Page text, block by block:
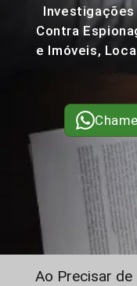
Contra
e Imóveis,
Ao Precisar de